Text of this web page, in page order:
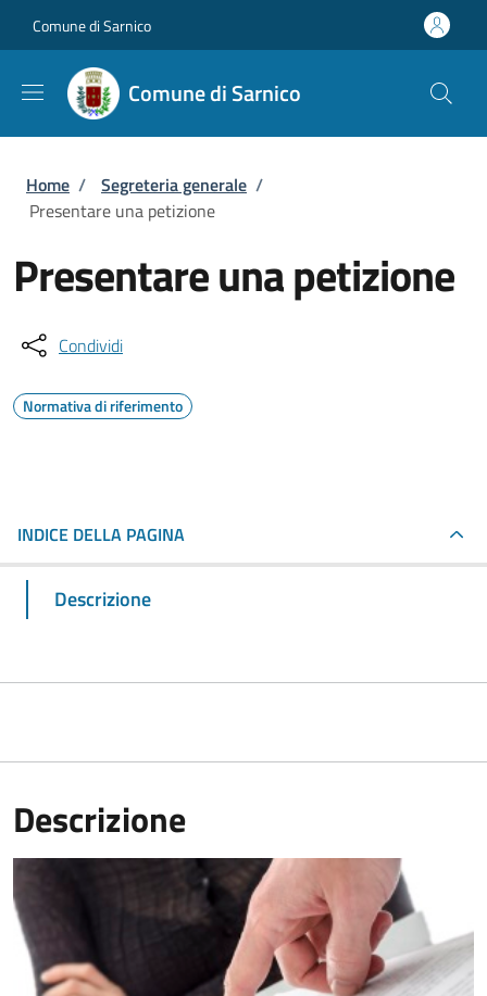
Comune di Sarnico
Comune di Sarnico
Briciole di pane
Home / Segreteria generale /
Presentare una petizione
Presentare una petizione
Condividi
Normativa di riferimento
INDICE DELLA PAGINA
Descrizione
Descrizione